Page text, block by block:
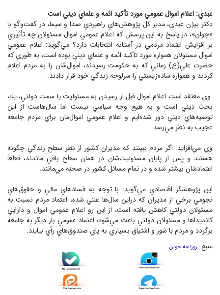
عبدي: اعلام اموال عمومي مورد تأكيد ائمه و علماي ديني است
دكتر بيژن عبدي، مدير كل پژوهش‌هاي راهبردي صدا و سيما، در گفت‌وگو با
«جوان»، در پاسخ به اين پرسش كه اعلام عمومي اموال مسئولان چه تأثيري
بر افزايش اعتماد مردمي در آستانه انتخابات دارد؟ مي‌گويد: اعلام عمومي
اموال مسئولان همواره مورد تأكيد ائمه و علماي ديني بوده است، به طوري كه
حضرت علي(ع) زماني كه به حكومت رسيدند، اموال‌شان را به مردم اعلام
كردند و همواره ساده‌زيستي را سرلوحه زندگي خود قرار دادند.
وي معتقد است اعلام اموال قبل از رسيدن به مسئوليت يا سمت دولتي، يك
بحث ديني است و به هيچ وجه سياسي نيست اما سال‌هاست از اين
توصيه‌هاي ديني دور شده‌ايم و اعلام عمومي اموال‌مان براي مردم جامعه
عجيب به نظر مي‌رسد.
وي مي‌افزايد: اگر مردم ببينند كه مديران كشور از نظر سطح زندگي چگونه
هستند و پس از پايان مسئوليت‌شان در همان سطح باقي ماندند، قطعاً
اعتمادشان بيشتر شده و در تمام مسائل كشور در صحنه مي‌مانند.
اين پژوهشگر اقتصادي مي‌گويد: با توجه به فساد‌هاي مالي و حقوق‌هاي
نجومي برخي از مديران كه دراين سال‌ها علني شده، اعتماد مردم نسبت به
مسئولان دولتي كاهش يافته است، از اين رو اعلام عمومي اموال و دارايي
كانديداها و مسئولان دولتي باعث مي‌شود، اعتماد عمومي بار ديگر به جامعه
برگردد و مردم با شور و اشتياق بسياري به پاي صندوق‌هاي رأي بيايند.
منبع: روزنامه جوان